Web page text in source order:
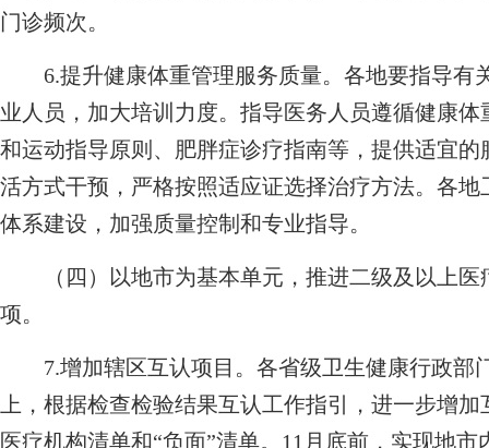
门诊频次。
6.提升健康体重管理服务质量。各地要指导有
业人员，加大培训力度。指导医务人员遵循健康
和运动指导原则、肥胖症诊疗指南等，提供适宜
活方式干预，严格按照适应证选择治疗方法。各
体系建设，加强质量控制和专业指导。
（四）以地市为基本单元，推进二级及以上医
项。
7.增加辖区互认项目。各省级卫生健康行政部
上，根据检查检验结果互认工作指引，进一步增
医疗机构清单和“负面”清单。11月底前，实现地